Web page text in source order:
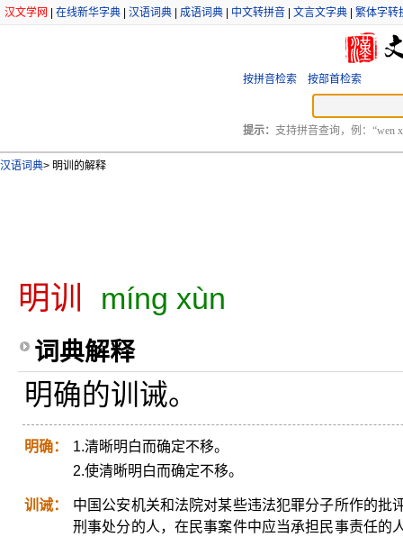
汉文学网 在线新华字典 汉语词典 成语词典 中文转拼音 文言文字典 繁体字转
按拼音检索 按部首检索
提示： 支持拼音查询，例：“wen
汉语词典> 明训的解释
明训 míng xùn
词典解释
明确的训诫。
明确：
1.清晰明白而确定不移。
2.使清晰明白而确定不移。
训诫：
中国公安机关和法院对某些违法犯罪分子所作的批
刑事处分的人，在民事案件中应当承担民事责任的